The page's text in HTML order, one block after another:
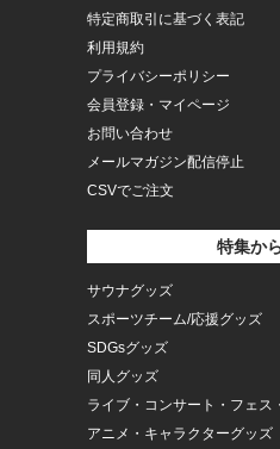
特定商取引に基づく表記
利用規約
プライバシーポリシー
会員登録・マイページ
お問い合わせ
メールマガジン配信停止
CSVでご注文
特集か
サウナグッズ
スポーツチーム/応援グッズ
SDGsグッズ
同人グッズ
ライブ・コンサート・フェス
アニメ・キャラクターグッズ